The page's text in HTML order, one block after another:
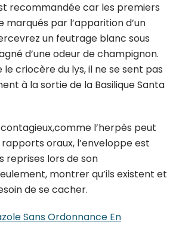
recommandée car les premiers
par l’apparition d’un
un feutrage blanc sous
d’une odeur de champignon.
criocère du lys, il ne se sent pas
à la sortie de la Basilique Santa
contagieux,comme l’herpès peut
oraux, l’enveloppe est
reprises lors de son
montrer qu’ils existent et
de se cacher.
Sans Ordonnance En